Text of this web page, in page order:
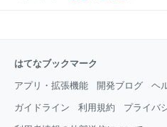
はてなブックマーク
アプリ・拡張機能 開発ブログ ヘ
ガイドライン 利用規約 プライバ